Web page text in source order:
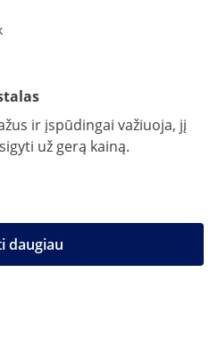
ir įspūdingai važiuoja, jį
už gerą kainą.
daugiau